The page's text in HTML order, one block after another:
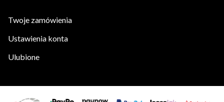
Twoje zamówienia
Ustawienia konta
Ulubione